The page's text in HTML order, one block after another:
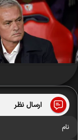
ارسال نظر